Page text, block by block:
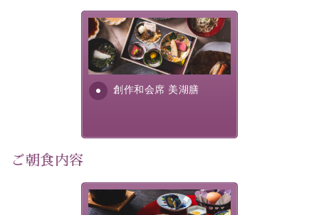
■内容&特典■
40分無料
1人1,000円分の館内利用券（お飲み物やお土産などに
「千人風呂」で有名な 片倉館のご入浴券
クレンジング、化粧水、乳液
・諏訪大社4社を巡る無料参拝バス（事前予約制）
・館内着をご用意
・環境に配慮したアメニティをご用意
・館内フリーWi-Fi
創作和会席 美湖膳
美湖膳とは諏訪の地で特別を
提供する為に料理長・神原 裕
明が考え出した創作和会席で
す。美しい諏訪湖の幸...
ご朝食内容
さっぱりとした和食膳に使わ